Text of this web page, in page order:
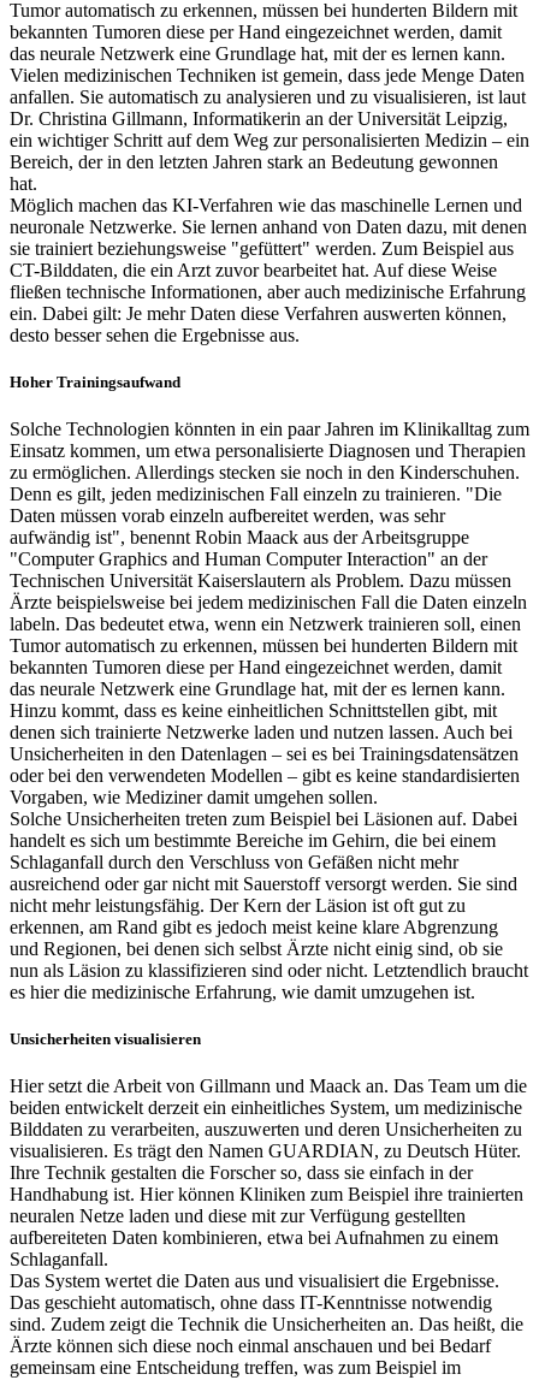
Tumor automatisch zu erkennen, müssen bei hunderten Bildern mit
bekannten Tumoren diese per Hand eingezeichnet werden, damit
das neurale Netzwerk eine Grundlage hat, mit der es lernen kann.
Vielen medizinischen Techniken ist gemein, dass jede Menge Daten
anfallen. Sie automatisch zu analysieren und zu visualisieren, ist laut
Dr. Christina Gillmann, Informatikerin an der Universität Leipzig,
ein wichtiger Schritt auf dem Weg zur personalisierten Medizin – ein
Bereich, der in den letzten Jahren stark an Bedeutung gewonnen
hat.
Möglich machen das KI-Verfahren wie das maschinelle Lernen und
neuronale Netzwerke. Sie lernen anhand von Daten dazu, mit denen
sie trainiert beziehungsweise "gefüttert" werden. Zum Beispiel aus
CT-Bilddaten, die ein Arzt zuvor bearbeitet hat. Auf diese Weise
fließen technische Informationen, aber auch medizinische Erfahrung
ein. Dabei gilt: Je mehr Daten diese Verfahren auswerten können,
desto besser sehen die Ergebnisse aus.
Hoher Trainingsaufwand
Solche Technologien könnten in ein paar Jahren im Klinikalltag zum
Einsatz kommen, um etwa personalisierte Diagnosen und Therapien
zu ermöglichen. Allerdings stecken sie noch in den Kinderschuhen.
Denn es gilt, jeden medizinischen Fall einzeln zu trainieren. "Die
Daten müssen vorab einzeln aufbereitet werden, was sehr
aufwändig ist", benennt Robin Maack aus der Arbeitsgruppe
"Computer Graphics and Human Computer Interaction" an der
Technischen Universität Kaiserslautern als Problem. Dazu müssen
Ärzte beispielsweise bei jedem medizinischen Fall die Daten einzeln
labeln. Das bedeutet etwa, wenn ein Netzwerk trainieren soll, einen
Tumor automatisch zu erkennen, müssen bei hunderten Bildern mit
bekannten Tumoren diese per Hand eingezeichnet werden, damit
das neurale Netzwerk eine Grundlage hat, mit der es lernen kann.
Hinzu kommt, dass es keine einheitlichen Schnittstellen gibt, mit
denen sich trainierte Netzwerke laden und nutzen lassen. Auch bei
Unsicherheiten in den Datenlagen – sei es bei Trainingsdatensätzen
oder bei den verwendeten Modellen – gibt es keine standardisierten
Vorgaben, wie Mediziner damit umgehen sollen.
Solche Unsicherheiten treten zum Beispiel bei Läsionen auf. Dabei
handelt es sich um bestimmte Bereiche im Gehirn, die bei einem
Schlaganfall durch den Verschluss von Gefäßen nicht mehr
ausreichend oder gar nicht mit Sauerstoff versorgt werden. Sie sind
nicht mehr leistungsfähig. Der Kern der Läsion ist oft gut zu
erkennen, am Rand gibt es jedoch meist keine klare Abgrenzung
und Regionen, bei denen sich selbst Ärzte nicht einig sind, ob sie
nun als Läsion zu klassifizieren sind oder nicht. Letztendlich braucht
es hier die medizinische Erfahrung, wie damit umzugehen ist.
Unsicherheiten visualisieren
Hier setzt die Arbeit von Gillmann und Maack an. Das Team um die
beiden entwickelt derzeit ein einheitliches System, um medizinische
Bilddaten zu verarbeiten, auszuwerten und deren Unsicherheiten zu
visualisieren. Es trägt den Namen GUARDIAN, zu Deutsch Hüter.
Ihre Technik gestalten die Forscher so, dass sie einfach in der
Handhabung ist. Hier können Kliniken zum Beispiel ihre trainierten
neuralen Netze laden und diese mit zur Verfügung gestellten
aufbereiteten Daten kombinieren, etwa bei Aufnahmen zu einem
Schlaganfall.
Das System wertet die Daten aus und visualisiert die Ergebnisse.
Das geschieht automatisch, ohne dass IT-Kenntnisse notwendig
sind. Zudem zeigt die Technik die Unsicherheiten an. Das heißt, die
Ärzte können sich diese noch einmal anschauen und bei Bedarf
gemeinsam eine Entscheidung treffen, was zum Beispiel im